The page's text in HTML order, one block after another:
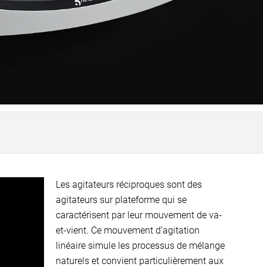
Les agitateurs réciproques sont des
agitateurs sur plateforme qui se
caractérisent par leur mouvement de va-
et-vient. Ce mouvement d’agitation
linéaire simule les processus de mélange
naturels et convient particulièrement aux